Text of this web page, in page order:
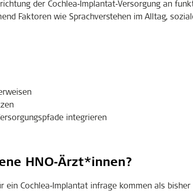
der Cochlea‑Implantat‑Versorgung an
Faktoren wie Sprachverstehen im Alltag,
integrieren
HNO‑Ärzt*innen?
Cochlea‑Implantat infrage kommen als